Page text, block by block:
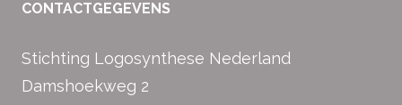
CONTACTGEGEVENS
Stichting Logosynthese Nederland
Damshoekweg 2